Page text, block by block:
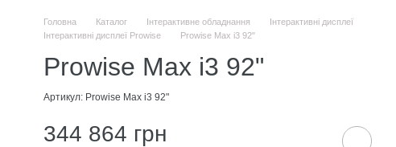
Головна Каталог Інтерактивне обладнання
Інтерактивні дисплеї
Інтерактивні дисплеї Prowise
Prowise Max i3 92"
Prowise Max i3 92"
Артикул: Prowise Max i3 92"
344 864 грн